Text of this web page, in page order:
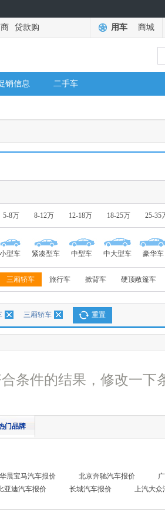
贷款购 用车 商城
销信息 二手车
5-8万 8-12万 12-18万 18-25万 25-35
小型车 紧凑型车 中型车 中大型车 豪华车
三厢轿车 旅行车 掀背车 硬顶敞篷车
三厢轿车 重置
条件的结果，修改一下
门品牌
华晨宝马汽车报价 北京奔驰汽车报价
亚迪汽车报价 长城汽车报价 上汽大众